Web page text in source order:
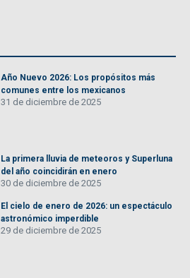
Año Nuevo 2026: Los propósitos más
comunes entre los mexicanos
31 de diciembre de 2025
La primera lluvia de meteoros y Superluna
del año coincidirán en enero
30 de diciembre de 2025
El cielo de enero de 2026: un espectáculo
astronómico imperdible
29 de diciembre de 2025